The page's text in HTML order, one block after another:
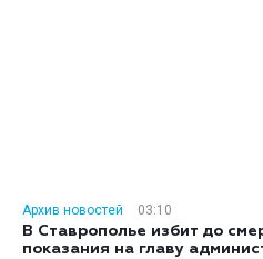
Архив новостей
03:10
В Ставрополье избит до
показания на главу